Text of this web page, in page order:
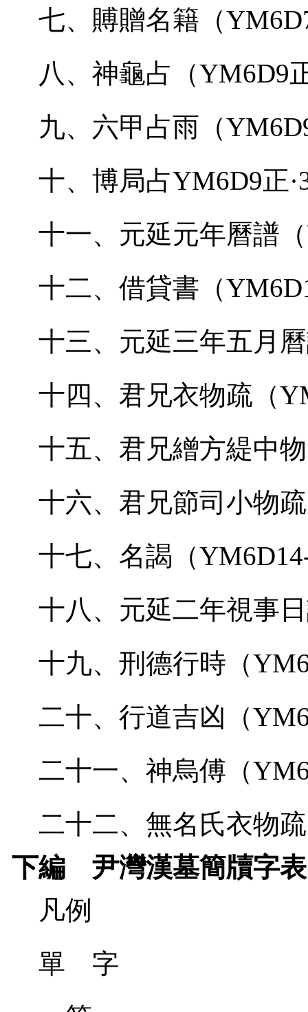
七、賻贈名籍（
八、神龜占（YM6D9
九、六甲占雨（
十、博局占YM6D9正·
十一、元延元年曆譜（
十二、借貸書（
十三、元延三年五月
十四、君兄衣物疏（
十五、君兄繒方緹中
十六、君兄節司小物
十七、名謁（
十八、元延二年視事
十九、刑德行時（
二十、行道吉凶（
二十一、神烏傅（
二十二、無名氏衣物
下編 尹灣漢墓簡牘字表
凡例
單 字